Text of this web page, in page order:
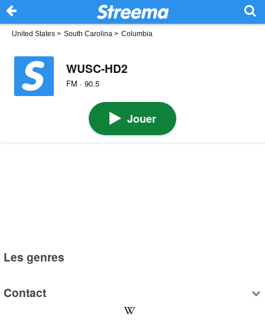
United States > South Carolina > Columbia
WUSC-HD2
FM · 90.5
Jouer
Les genres
Contact